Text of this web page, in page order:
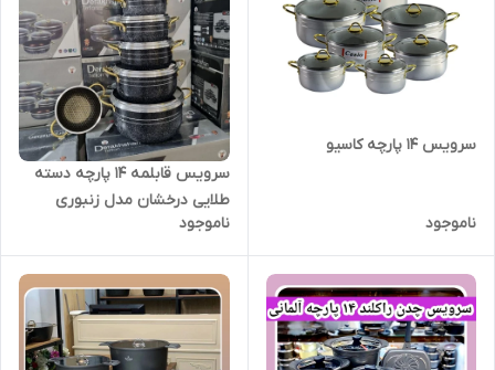
سرویس ۱۴ پارچه کاسیو
ناموجود
سرویس قابلمه ۱۴ پارچه دسته
طلایی درخشان مدل زنبوری
ناموجود